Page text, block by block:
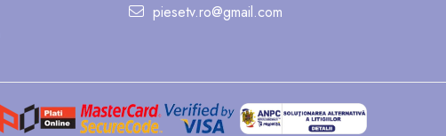
piesetv.ro@gmail.com